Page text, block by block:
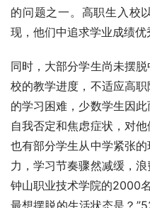
的问题之一。高职生入校
现，他们中追求学业成绩优
同时，大部分学生尚未摆
校的教学进度，不适应高
的学习困难，少数学生因
自我否定和焦虑症状，对
也有部分学生从中学紧张
力，学习节奏骤然减缓，
钟山职业技术学院的2000
最想摆脱的生活状态是？